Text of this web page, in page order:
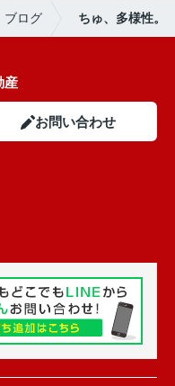
ブログ ちゅ、多様性。
産
お問い合わせ